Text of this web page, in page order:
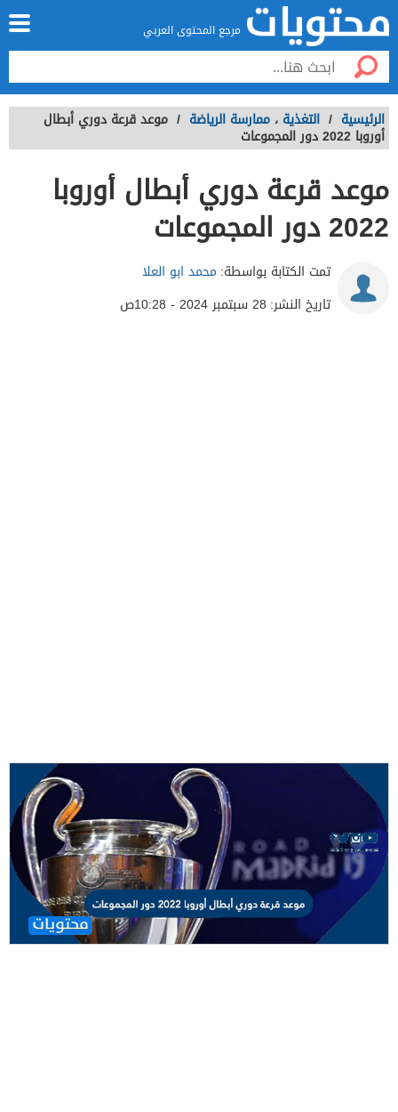
مرجع المحتوى العربي
الرئيسية / التغذية ، ممارسة الرياضة / موعد قرعة دوري أبطال
أوروبا 2022 دور المجموعات
موعد قرعة دوري أبطال أوروبا
2022 دور المجموعات
تمت الكتابة بواسطة: محمد ابو العلا
تاريخ النشر: 28 سبتمبر 2024 - 10:28ص